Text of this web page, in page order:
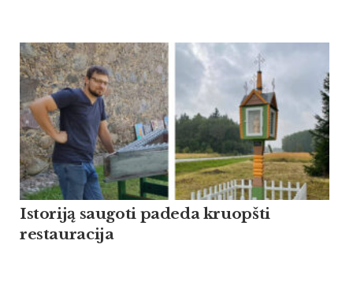
Istoriją saugoti padeda kruopšti
restauracija